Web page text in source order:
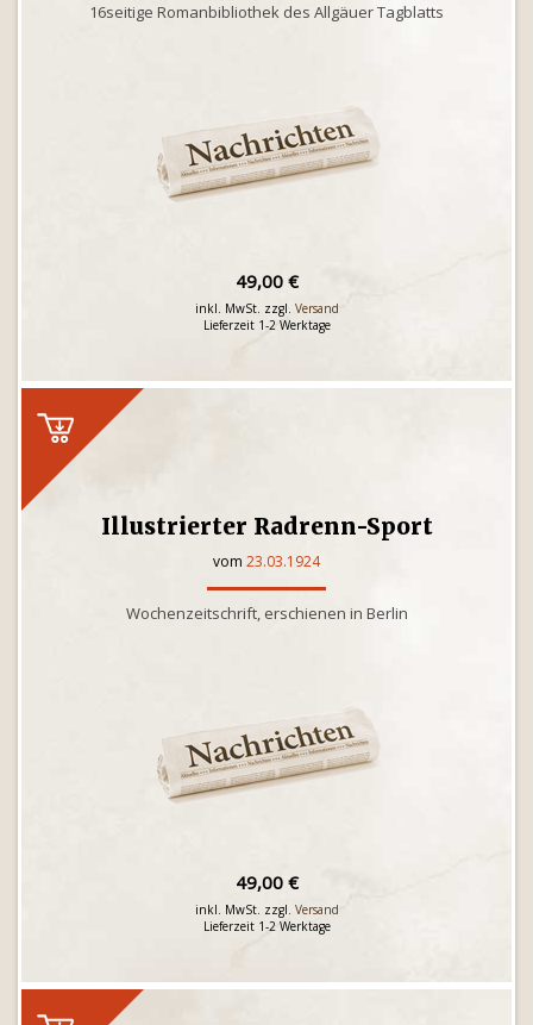
16seitige Romanbibliothek des Allgäuer Tagblatts
49,00 €
inkl. MwSt. zzgl. Versand
Lieferzeit 1-2 Werktage
Illustrierter Radrenn-Sport
vom 23.03.1924
Wochenzeitschrift, erschienen in Berlin
49,00 €
inkl. MwSt. zzgl. Versand
Lieferzeit 1-2 Werktage